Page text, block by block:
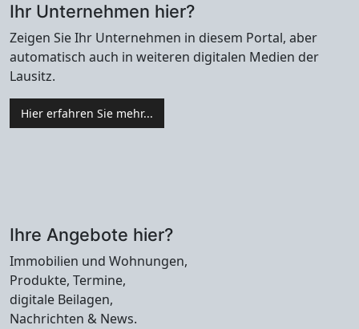
Ihr Unternehmen hier?
Zeigen Sie Ihr Unternehmen in diesem Portal, aber
automatisch auch in weiteren digitalen Medien der
Lausitz.
Hier erfahren Sie mehr...
Ihre Angebote hier?
Immobilien und Wohnungen,
Produkte, Termine,
digitale Beilagen,
Nachrichten & News.